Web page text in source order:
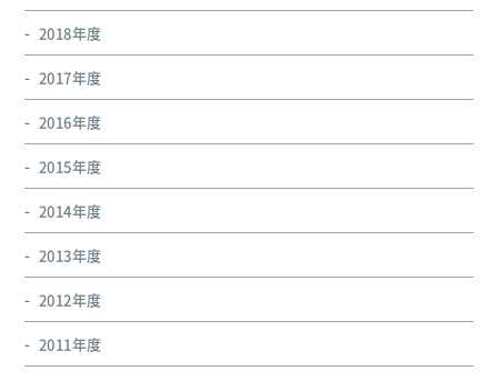
2018年度
2017年度
2016年度
2015年度
2014年度
2013年度
2012年度
2011年度